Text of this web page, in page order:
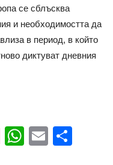
се сблъсква
и необходимостта да
в период, в който
диктуват дневния
Pinterest
WhatsApp
Email